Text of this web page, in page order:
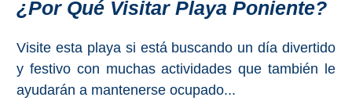
Top Hoteles
Hostals
Apartmentos
¿Por Qué Visitar Playa Poniente?
Visite esta playa si está buscando un día divertido
y festivo con muchas actividades que también le
ayudarán a mantenerse ocupado...